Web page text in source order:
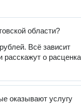
области?
Всё зависит
расскажут о
оказывают услугу